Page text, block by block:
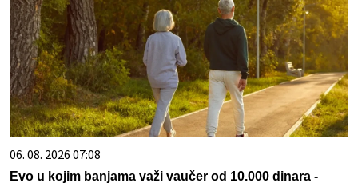
06. 08. 2026 07:08
Evo u kojim banjama važi vaučer od 10.000 dinara -